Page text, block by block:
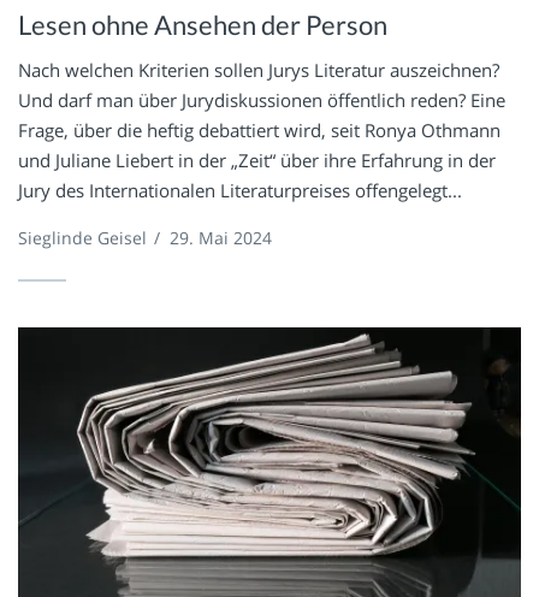
Lesen ohne Ansehen der Person
Nach welchen Kriterien sollen Jurys Literatur auszeichnen?
Und darf man über Jurydiskussionen öffentlich reden? Eine
Frage, über die heftig debattiert wird, seit Ronya Othmann
und Juliane Liebert in der „Zeit“ über ihre Erfahrung in der
Jury des Internationalen Literaturpreises offengelegt...
Sieglinde Geisel / 29. Mai 2024